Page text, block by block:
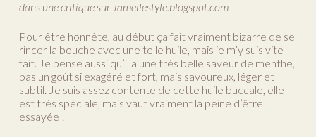
dans une critique sur Jamellestyle.blogspot.com
Pour être honnête, au début ça fait vraiment bizarre de se
rincer la bouche avec une telle huile, mais je m’y suis vite
fait. Je pense aussi qu’il a une très belle saveur de menthe,
pas un goût si exagéré et fort, mais savoureux, léger et
subtil. Je suis assez contente de cette huile buccale, elle
est très spéciale, mais vaut vraiment la peine d’être
essayée !